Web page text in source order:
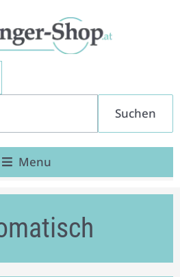
Suchen
Menu